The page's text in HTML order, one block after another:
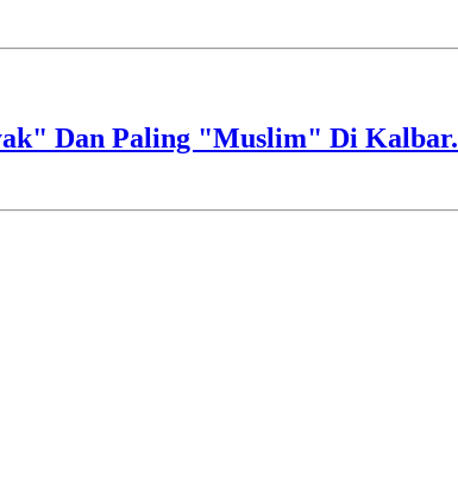
Dan Paling "Muslim" Di Kalbar.